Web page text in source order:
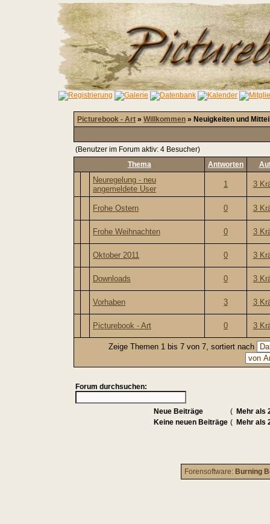
Picturebook - Art » Willkommen » Neuigkeiten und
(Benutzer im Forum aktiv: 4 Besucher)
Thema
Antworten
Neuregelung - neu
angemeldete User
1 3
Frohe Ostern 0 3
Frohe Weihnachten 0 3
Oktober 2011 0 3
Downloads 0 3
Vorhaben 3 3
Picturebook - Art 0 3
Zeige Themen 1 bis 7 von 7, sortiert nach
Forum durchsuchen:
Neue Beiträge ( Mehr als
Keine neuen Beiträge ( Mehr als
Forensoftware: Burning